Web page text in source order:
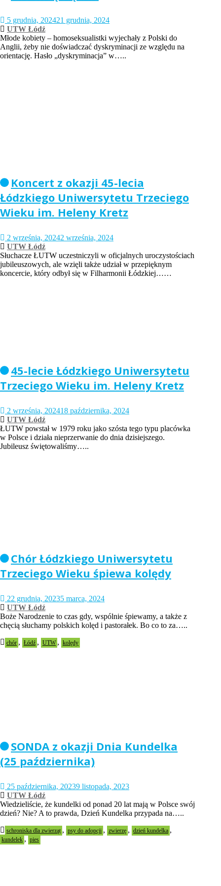
5 grudnia, 202421 grudnia, 2024
UTW Łódź
Młode kobiety – homoseksualistki wyjechały z Polski do
Anglii, żeby nie doświadczać dyskryminacji ze względu na
orientację. Hasło „dyskryminacja” w…..
Koncert z okazji 45-lecia
Łódzkiego Uniwersytetu Trzeciego
Wieku im. Heleny Kretz
2 września, 20242 września, 2024
UTW Łódź
Słuchacze ŁUTW uczestniczyli w oficjalnych uroczystościach
jubileuszowych, ale wzięli także udział w przepięknym
koncercie, który odbył się w Filharmonii Łódzkiej……
45-lecie Łódzkiego Uniwersytetu
Trzeciego Wieku im. Heleny Kretz
2 września, 202418 października, 2024
UTW Łódź
ŁUTW powstał w 1979 roku jako szósta tego typu placówka
w Polsce i działa nieprzerwanie do dnia dzisiejszego.
Jubileusz świętowaliśmy…..
Chór Łódzkiego Uniwersytetu
Trzeciego Wieku śpiewa kolędy
22 grudnia, 20235 marca, 2024
UTW Łódź
Boże Narodzenie to czas gdy, wspólnie śpiewamy, a także z
chęcią słuchamy polskich kolęd i pastorałek. Bo co to za…..
chór , Łódź , UTW , kolędy
SONDA z okazji Dnia Kundelka
(25 października)
25 października, 20239 listopada, 2023
UTW Łódź
Wiedzieliście, że kundelki od ponad 20 lat mają w Polsce swój
dzień? Nie? A to prawda, Dzień Kundelka przypada na…..
schroniska dla zwierząt , psy do adopcji , zwierzę , dzień kundelka ,
kundelek , pies